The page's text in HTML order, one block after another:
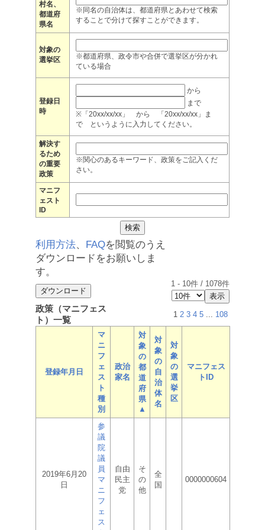
村名、
都道府
県名
※同名の自治体は、都道府県とあわせて検索
することで分けて探すことができます。
対象の
選挙区
※都道府県、政令市や合併で選挙区が分かれ
ている場合
登録日
時
から
まで
※「20xx/xx/xx」 から 「20xx/xx/xx」ま
で というように入力してください。
解決す
るため
の重要
政策
※関心のあるキーワード、政策をご記入くだ
さい。
マニフ
ェスト
ID
利用方法、 FAQを閲覧のうえ
ダウンロードをお願いしま
す。
1 - 10件 / 1078件
政策（マニフェス
ト）一覧
1 2 3 4 5 ... 108
登録年月日
マ
ニ
フ
ェ
ス
ト
種
別
政治
家名
対
象
の
都
道
府
県
▲
対
象
の
自
治
体
名
対
象
の
選
挙
区
マニフェス
トID
2019年6月20
日
参
議
院
議
員
マ
ニ
フ
ェ
ス
自由
民主
党
そ
の
他
全
国
0000000604